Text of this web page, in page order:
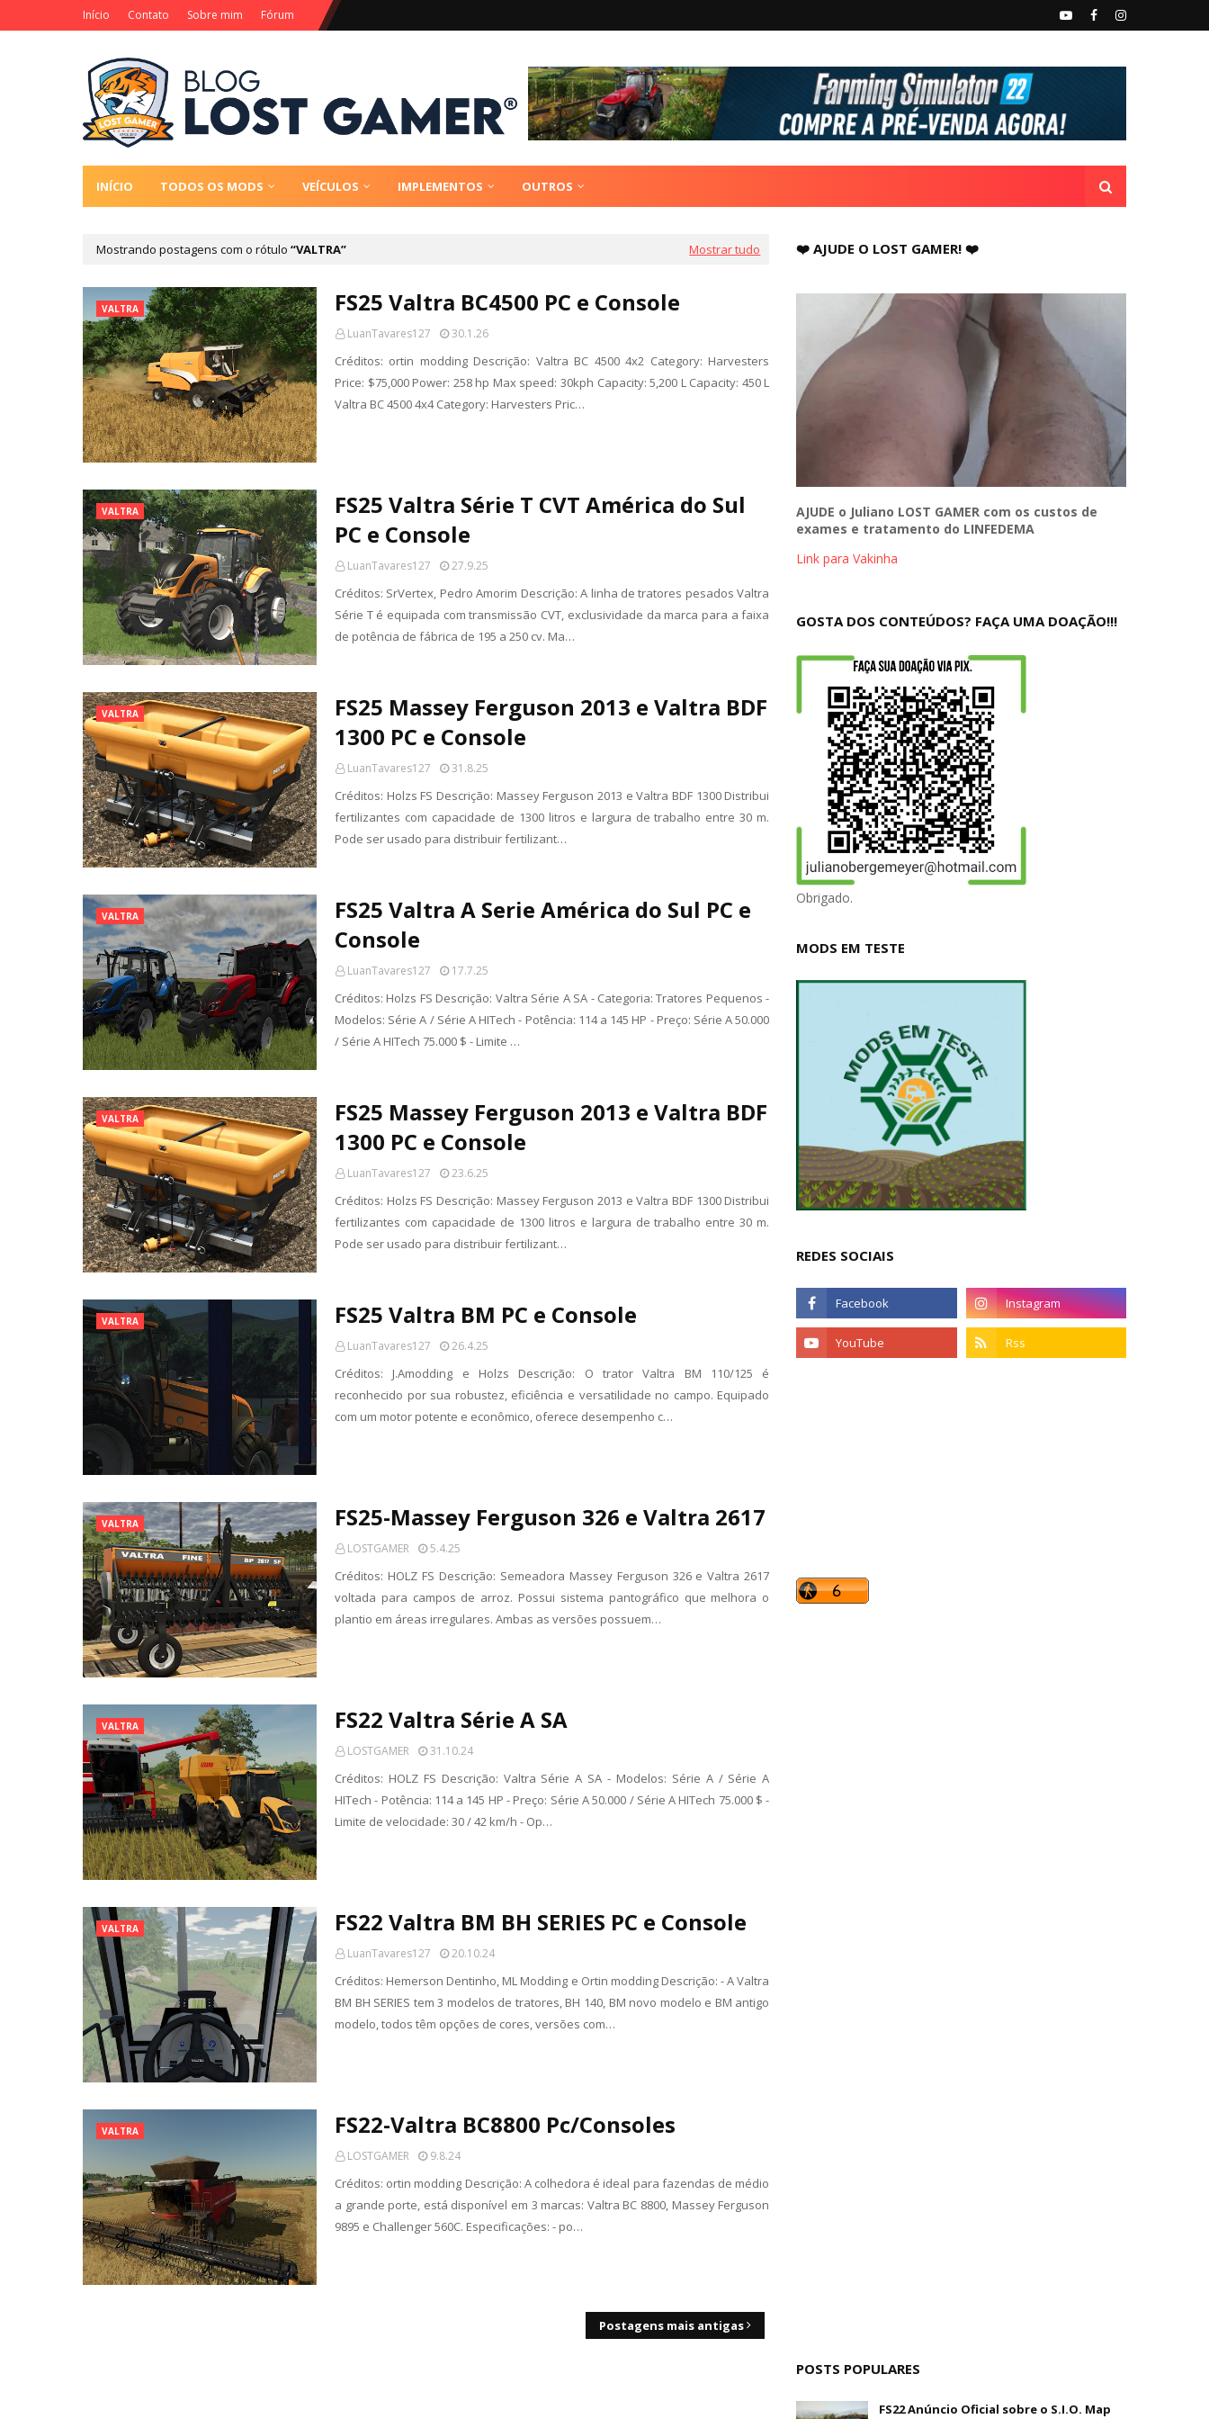
Início Contato Sobre mim Fórum
INÍCIO TODOS OS MODS VEÍCULOS IMPLEMENTOS OUTROS
Mostrando postagens com o rótulo VALTRA Mostrar tudo
VALTRA FS25 Valtra BC4500 PC e Console
LuanTavares127 30.1.26
Créditos: ortin modding Descrição: Valtra BC 4500 4x2 Category: Harvesters
Price: $75,000 Power: 258 hp Max speed: 30kph Capacity: 5,200 L Capacity: 450 L
Valtra BC 4500 4x4 Category: Harvesters Pric…
VALTRA
FS25 Valtra Série T CVT América do Sul
PC e Console
LuanTavares127 27.9.25
Créditos: SrVertex, Pedro Amorim Descrição: A linha de tratores pesados ​​Valtra
Série T é equipada com transmissão CVT, exclusividade da marca para a faixa
de potência de fábrica de 195 a 250 cv. Ma…
VALTRA
FS25 Massey Ferguson 2013 e Valtra BDF
1300 PC e Console
LuanTavares127 31.8.25
Créditos: Holzs FS Descrição: Massey Ferguson 2013 e Valtra BDF 1300 Distribui
fertilizantes com capacidade de 1300 litros e largura de trabalho entre 30 m.
Pode ser usado para distribuir fertilizant…
VALTRA
FS25 Valtra A Serie América do Sul PC e
Console
LuanTavares127 17.7.25
Créditos: Holzs FS Descrição: Valtra Série A SA - Categoria: Tratores Pequenos -
Modelos: Série A / Série A HITech - Potência: 114 a 145 HP - Preço: Série A 50.000
/ Série A HITech 75.000 $ - Limite …
VALTRA
FS25 Massey Ferguson 2013 e Valtra BDF
1300 PC e Console
LuanTavares127 23.6.25
Créditos: Holzs FS Descrição: Massey Ferguson 2013 e Valtra BDF 1300 Distribui
fertilizantes com capacidade de 1300 litros e largura de trabalho entre 30 m.
Pode ser usado para distribuir fertilizant…
VALTRA FS25 Valtra BM PC e Console
LuanTavares127 26.4.25
Créditos: J.Amodding e Holzs Descrição: O trator Valtra BM 110/125 é
reconhecido por sua robustez, eficiência e versatilidade no campo. Equipado
com um motor potente e econômico, oferece desempenho c…
VALTRA FS25-Massey Ferguson 326 e Valtra 2617
LOSTGAMER 5.4.25
Créditos: HOLZ FS Descrição: Semeadora Massey Ferguson 326 e Valtra 2617
voltada para campos de arroz. Possui sistema pantográfico que melhora o
plantio em áreas irregulares. Ambas as versões possuem…
VALTRA FS22 Valtra Série A SA
LOSTGAMER 31.10.24
Créditos: HOLZ FS Descrição: Valtra Série A SA - Modelos: Série A / Série A
HITech - Potência: 114 a 145 HP - Preço: Série A 50.000 / Série A HITech 75.000 $ -
Limite de velocidade: 30 / 42 km/h - Op…
VALTRA FS22 Valtra BM BH SERIES PC e Console
LuanTavares127 20.10.24
Créditos: Hemerson Dentinho, ML Modding e Ortin modding Descrição: - A Valtra
BM BH SERIES tem 3 modelos de tratores, BH 140, BM novo modelo e BM antigo
modelo, todos têm opções de cores, versões com…
VALTRA FS22-Valtra BC8800 Pc/Consoles
LOSTGAMER 9.8.24
Créditos: ortin modding Descrição: A colhedora é ideal para fazendas de médio
a grande porte, está disponível em 3 marcas: Valtra BC 8800, Massey Ferguson
9895 e Challenger 560C. Especificações: - po…
Postagens mais antigas
❤️ AJUDE O LOST GAMER! ❤️
AJUDE o Juliano LOST GAMER com os custos de
exames e tratamento do LINFEDEMA
Link para Vakinha
GOSTA DOS CONTEÚDOS? FAÇA UMA DOAÇÃO!!!
Obrigado.
MODS EM TESTE
REDES SOCIAIS
POSTS POPULARES
FS22 Anúncio Oficial sobre o S.I.O. Map